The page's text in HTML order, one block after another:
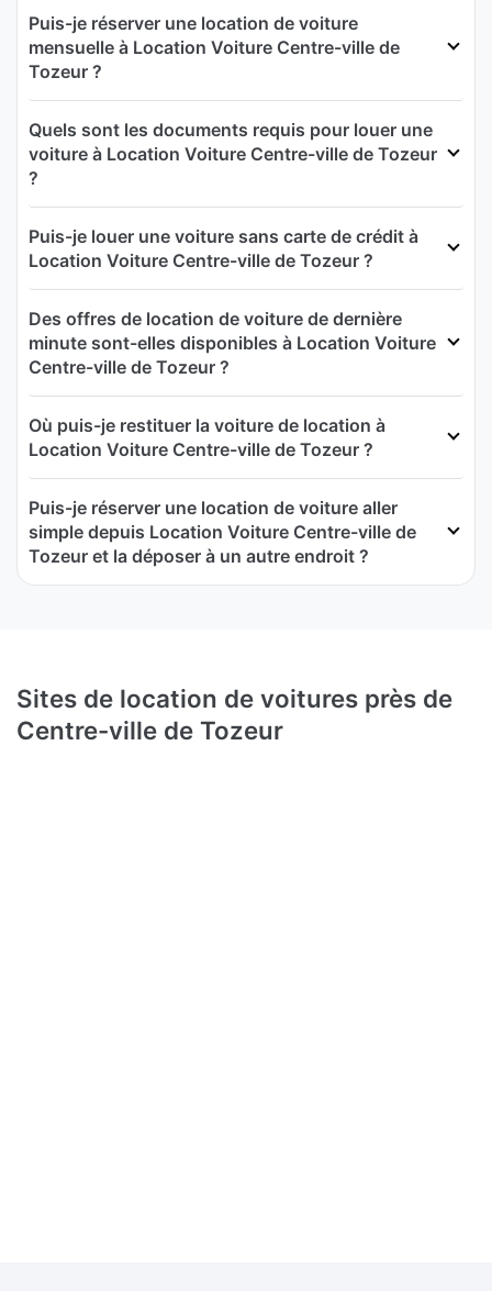
Puis-je réserver une location de voiture
mensuelle à Location Voiture Centre-ville de
Tozeur ?
Quels sont les documents requis pour louer une
voiture à Location Voiture Centre-ville de Tozeur
?
Puis-je louer une voiture sans carte de crédit à
Location Voiture Centre-ville de Tozeur ?
Des offres de location de voiture de dernière
minute sont-elles disponibles à Location Voiture
Centre-ville de Tozeur ?
Où puis-je restituer la voiture de location à
Location Voiture Centre-ville de Tozeur ?
Puis-je réserver une location de voiture aller
simple depuis Location Voiture Centre-ville de
Tozeur et la déposer à un autre endroit ?
Sites de location de voitures près de
Centre-ville de Tozeur